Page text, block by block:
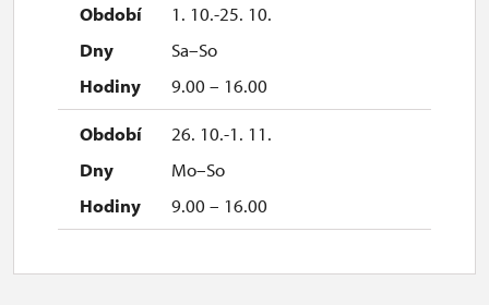
1. 10.-25. 10.
Sa–So
9.00 – 16.00
26. 10.-1. 11.
Mo–So
9.00 – 16.00